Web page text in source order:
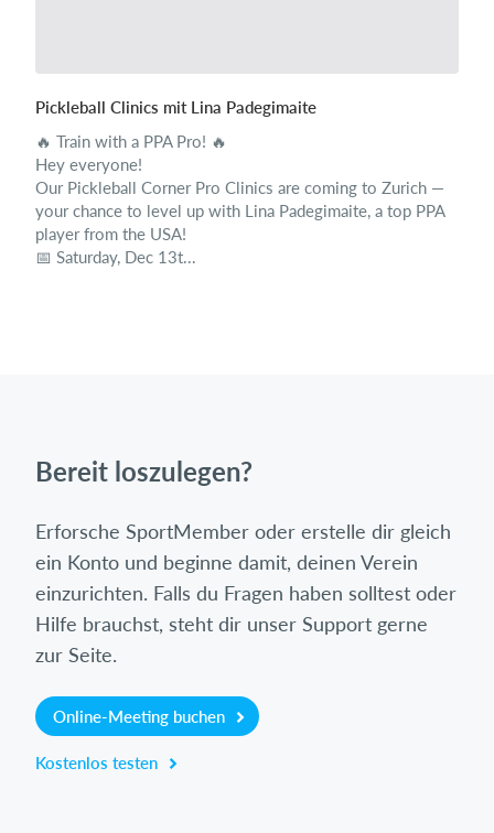
Pickleball Clinics mit Lina Padegimaite
🔥 Train with a PPA Pro! 🔥
Hey everyone!
Our Pickleball Corner Pro Clinics are coming to Zurich —
your chance to level up with Lina Padegimaite, a top PPA
player from the USA!
📅 Saturday, Dec 13t...
Bereit loszulegen?
Erforsche SportMember oder erstelle dir gleich
ein Konto und beginne damit, deinen Verein
einzurichten. Falls du Fragen haben solltest oder
Hilfe brauchst, steht dir unser Support gerne
zur Seite.
Online-Meeting buchen
Kostenlos testen